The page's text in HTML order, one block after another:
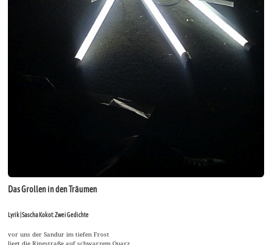
Das Grollen in den Träumen
Lyrik | Sascha Kokot: Zwei Gedichte
vor uns der Sandur im tiefen Frost
liegt die Ringstraße auf schwarzem Quarz